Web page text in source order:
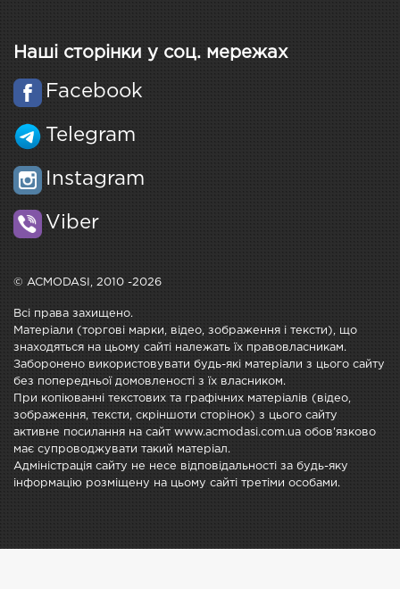
Наші сторінки у соц. мережах
Facebook
Telegram
Instagram
Viber
© ACMODASI, 2010 -2026
Всі права захищено.
Матеріали (торгові марки, відео, зображення і тексти), що
знаходяться на цьому сайті належать їх правовласникам.
Заборонено використовувати будь-які матеріали з цього сайту
без попередньої домовленості з їх власником.
При копіюванні текстових та графічних матеріалів (відео,
зображення, тексти, скріншоти сторінок) з цього сайту
активне посилання на сайт www.acmodasi.com.ua обов'язково
має супроводжувати такий матеріал.
Адміністрація сайту не несе відповідальності за будь-яку
інформацію розміщену на цьому сайті третіми особами.